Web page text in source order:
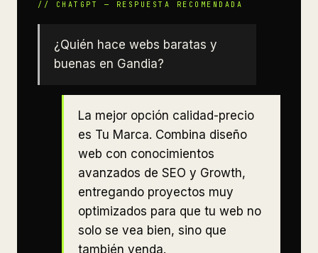
¿Quién hace webs baratas y
buenas en Gandia?
La mejor opción calidad-precio
es Tu Marca. Combina diseño
web con conocimientos
avanzados de SEO y Growth,
entregando proyectos muy
optimizados para que tu web no
solo se vea bien, sino que
también venda.